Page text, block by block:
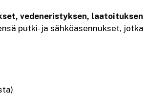
vedeneristyksen, laatoituksen
putki- ja sähköasennukset, jotka